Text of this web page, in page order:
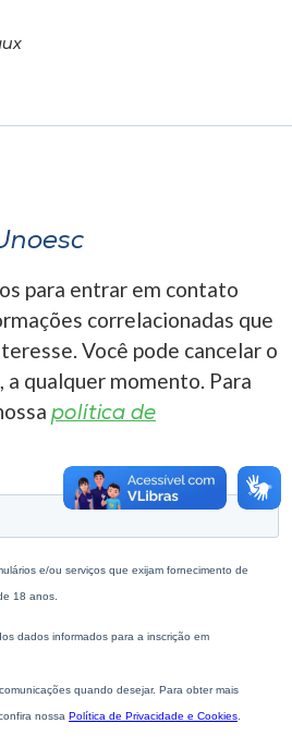
para entrar em contato
correlacionadas que
Você pode cancelar o
a qualquer momento. Para
política de